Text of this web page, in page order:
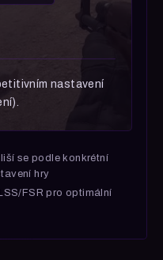
nastavení
se podle konkrétní
hry
FSR pro optimální